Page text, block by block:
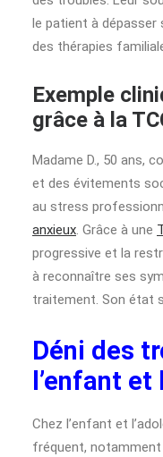
le patient à dépasser
des thérapies
Exemple
grâce à la
Madame D., 50 ans,
et des évitements
au stress
anxieux . Grâce à une
progressive et la
à reconnaître ses
traitement. Son état
Déni des
l’enfant et
Chez l’enfant et
fréquent, notamment